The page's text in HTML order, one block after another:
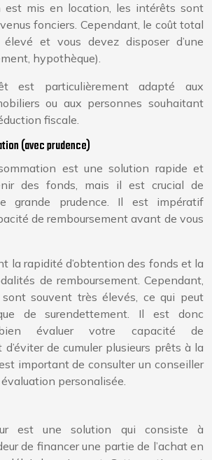
mis en location, les intérêts sont
fonciers. Cependant, le coût total
et vous devez disposer d’une
hypothèque).
est particulièrement adapté aux
ou aux personnes souhaitant
fiscale.
(avec prudence)
est une solution rapide et
des fonds, mais il est crucial de
grande prudence. Il est impératif
de remboursement avant de vous
la rapidité d’obtention des fonds et la
de remboursement. Cependant,
souvent très élevés, ce qui peut
de surendettement. Il est donc
évaluer votre capacité de
de cumuler plusieurs prêts à la
important de consulter un conseiller
personalisée.
est une solution qui consiste à
de financer une partie de l’achat en